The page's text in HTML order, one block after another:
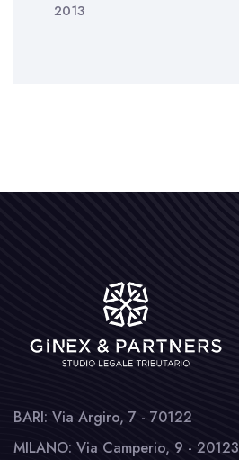
2013
BARI: Via Argiro, 7 - 70122
MILANO: Via Camperio, 9 - 20123